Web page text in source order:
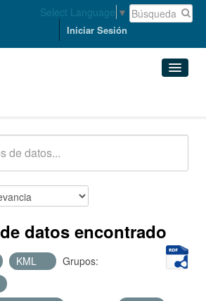
Select Language ▼
Iniciar Sesión
datos encontrado
KML
Grupos: